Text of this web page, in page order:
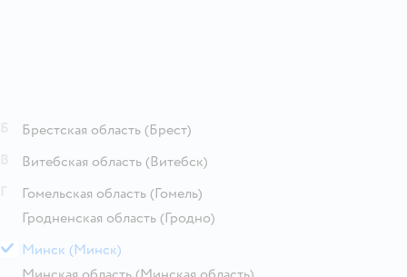
Брестская область (Брест)
Витебская область (Витебск)
Гомельская область (Гомель)
Гродненская область (Гродно)
М Минск (Минск)